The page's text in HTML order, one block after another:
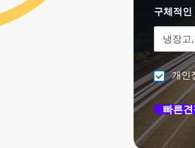
구체적인
개인
빠른